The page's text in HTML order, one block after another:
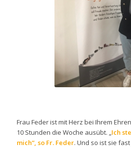
Frau Feder ist mit Herz bei Ihrem
10 Stunden die Woche ausübt. „Ich
mich“, so Fr. Feder. Und so ist sie